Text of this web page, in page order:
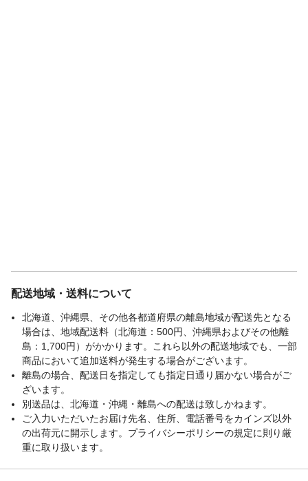
配送地域・送料について
北海道、沖縄県、その他各都道府県の離島地域が配送先となる
場合は、地域配送料（北海道：500円、沖縄県およびその他離
島：1,700円）がかかります。これら以外の配送地域でも、一部
商品において追加送料が発生する場合がございます。
離島の場合、配送日を指定しても指定日通り届かない場合がご
ざいます。
別送品は、北海道・沖縄・離島への配送は致しかねます。
ご入力いただいたお届け先名、住所、電話番号をカインズ以外
の出荷元に開示します。プライバシーポリシーの規定に則り厳
重に取り扱います。